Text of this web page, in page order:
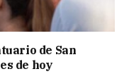
de San
de hoy